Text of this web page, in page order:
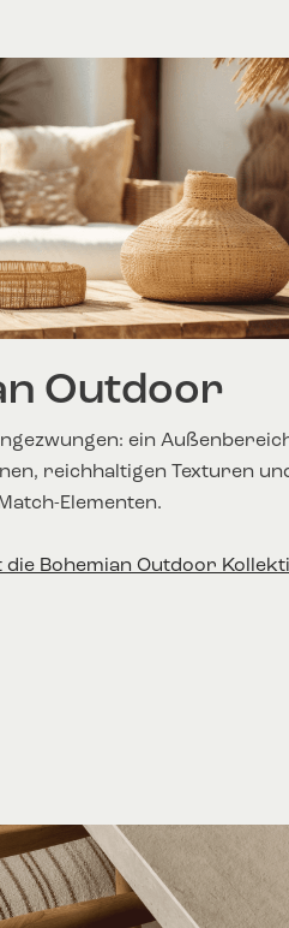
Outdoor
ein
reichhaltigen Texturen
Elementen.
die Bohemian Outdoor